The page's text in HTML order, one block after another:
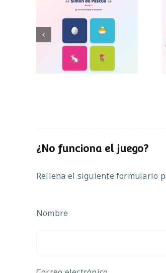
Simon de Pascua
¿No funciona el juego?
Rellena el siguiente formulario
Nombre